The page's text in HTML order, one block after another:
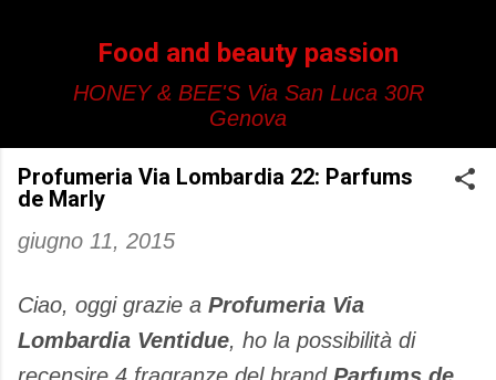
Food and beauty passion
HONEY & BEE'S Via San Luca 30R
Genova
Profumeria Via Lombardia 22: Parfums
de Marly
giugno 11, 2015
Ciao, oggi grazie a Profumeria Via
Lombardia Ventidue, ho la possibilità di